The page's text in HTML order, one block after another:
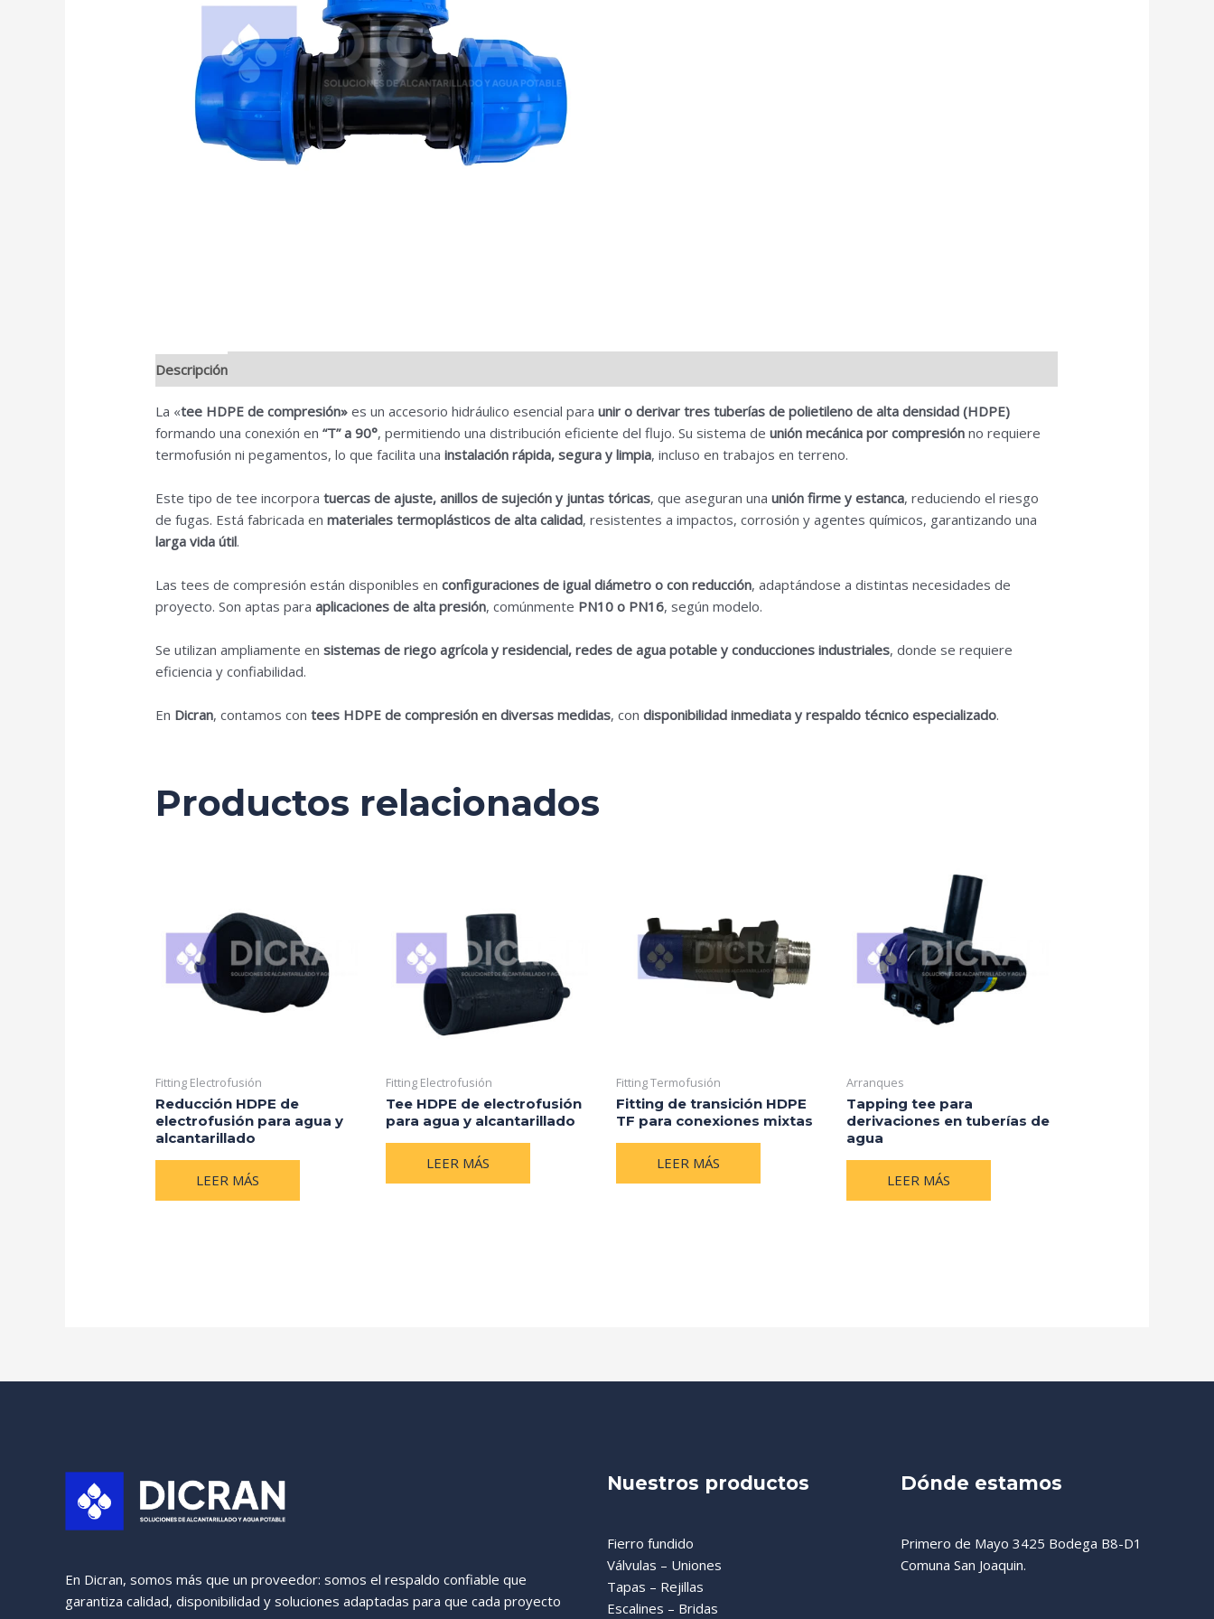
Descripción
La «tee HDPE de compresión» es un accesorio hidráulico esencial paraunir o derivar tres tuberías de polietileno de alta densidad (HDPE)
formando una conexión en“T” a 90°, permitiendo una distribución eficiente del flujo. Su sistema deunión mecánica por compresión no requiere
termofusión ni pegamentos, lo que facilita unainstalación rápida, segura y limpia, incluso en trabajos en terreno.
Este tipo de tee incorporatuercas de ajuste, anillos de sujeción y juntas tóricas, que aseguran unaunión firme y estanca, reduciendo el riesgo
de fugas. Está fabricada enmateriales termoplásticos de alta calidad, resistentes a impactos, corrosión y agentes químicos, garantizando una
larga vida útil.
Las tees de compresión están disponibles enconfiguraciones de igual diámetro o con reducción, adaptándose a distintas necesidades de
proyecto. Son aptas paraaplicaciones de alta presión, comúnmente PN10 o PN16, según modelo.
Se utilizan ampliamente ensistemas de riego agrícola y residencial, redes de agua potable y conducciones industriales, donde se requiere
eficiencia y confiabilidad.
En Dicran, contamos contees HDPE de compresión en diversas medidas, condisponibilidad inmediata y respaldo técnico especializado.
Productos relacionados
Fitting Electrofusión
Reducción HDPE de
electrofusión para agua y
alcantarillado
LEER MÁS
Fitting Electrofusión
Tee HDPE de electrofusión
para agua y alcantarillado
LEER MÁS
Fitting Termofusión
Fitting de transición HDPE
TF para conexiones mixtas
LEER MÁS
Arranques
Tapping tee para
derivaciones en tuberías de
agua
LEER MÁS
En Dicran, somos más que un proveedor: somos el respaldo confiable que
garantiza calidad, disponibilidad y soluciones adaptadas para que cada proyecto
Nuestros productos
Fierro fundido
Válvulas – Uniones
Tapas – Rejillas
Escalines – Bridas
Dónde estamos
Primero de Mayo 3425 Bodega B8-D1
Comuna San Joaquin.